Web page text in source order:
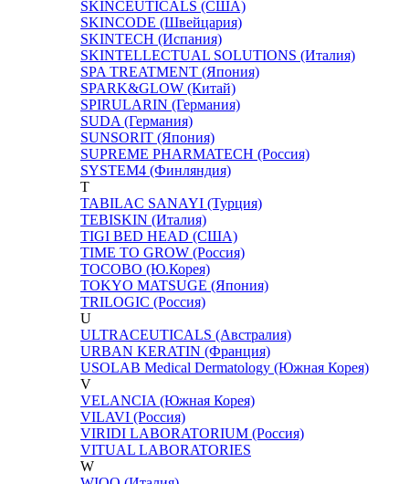
SKINCEUTICALS (США)
SKINCODE (Швейцария)
SKINTECH (Испания)
SKINTELLECTUAL SOLUTIONS (Италия)
SPA TREATMENT (Япония)
SPARK&GLOW (Китай)
SPIRULARIN (Германия)
SUDA (Германия)
SUNSORIT (Япония)
SUPREME PHARMATECH (Россия)
SYSTEM4 (Финляндия)
T
TABILAC SANAYI (Турция)
TEBISKIN (Италия)
TIGI BED HEAD (США)
TIME TO GROW (Россия)
TOCOBO (Ю.Корея)
TOKYO MATSUGE (Япония)
TRILOGIC (Россия)
U
ULTRACEUTICALS (Австралия)
URBAN KERATIN (Франция)
USOLAB Medical Dermatology (Южная Корея)
V
VELANCIA (Южная Корея)
VILAVI (Россия)
VIRIDI LABORATORIUM (Россия)
VITUAL LABORATORIES
W